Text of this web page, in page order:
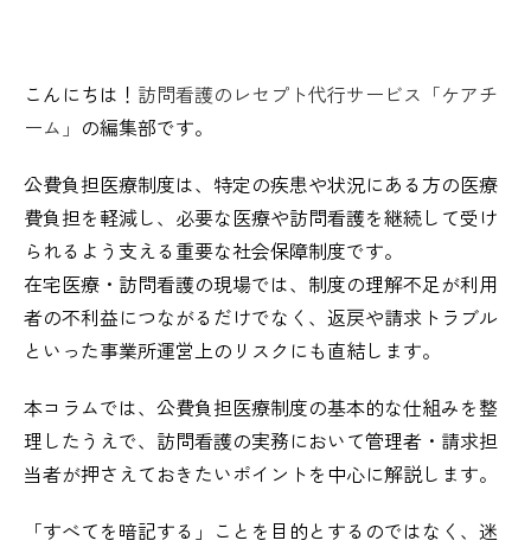
こんにちは！ 訪問看護のレセプト代行サービス「ケアチ
ーム」 の編集部です。
公費負担医療制度は、特定の疾患や状況にある方の医療
費負担を軽減し、必要な医療や訪問看護を継続して受け
られるよう支える重要な社会保障制度です。
在宅医療・訪問看護の現場では、制度の理解不足が利用
者の不利益につながるだけでなく、返戻や請求トラブル
といった事業所運営上のリスクにも直結します。
本コラムでは、公費負担医療制度の基本的な仕組みを整
理したうえで、訪問看護の実務において管理者・請求担
当者が押さえておきたいポイントを中心に解説します。
「すべてを暗記する」ことを目的とするのではなく、迷